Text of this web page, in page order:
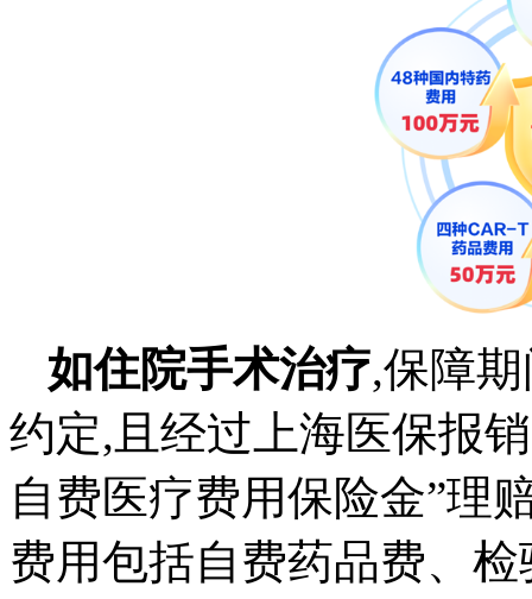
如住院手术治疗,保障
约定,且经过上海医保报
自费医疗费用保险金”理
费用包括自费药品费、